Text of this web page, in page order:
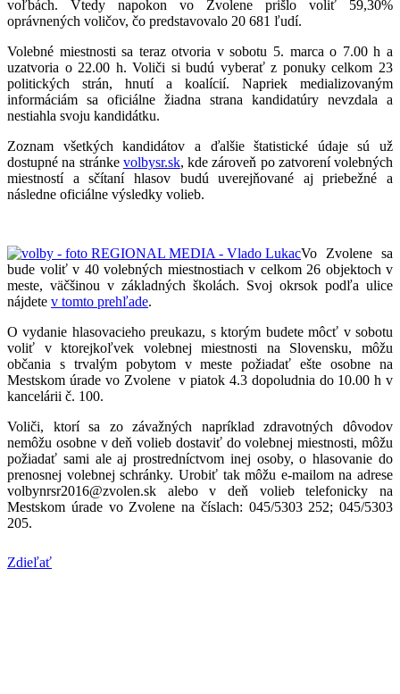
voľbách. Vtedy napokon vo Zvolene prišlo voliť 59,30%
oprávnených voličov, čo predstavovalo 20 681 ľudí.
Volebné miestnosti sa teraz otvoria v sobotu 5. marca o 7.00 h a
uzatvoria o 22.00 h. Voliči si budú vyberať z ponuky celkom 23
politických strán, hnutí a koalícií. Napriek medializovaným
informáciám sa oficiálne žiadna strana kandidatúry nevzdala a
nestiahla svoju kandidátku.
Zoznam všetkých kandidátov a ďalšie štatistické údaje sú už
dostupné na stránke volbysr.sk, kde zároveň po zatvorení volebných
miestností a sčítaní hlasov budú uverejňované aj priebežné a
následne oficiálne výsledky volieb.
Vo Zvolene sa
bude voliť v 40 volebných miestnostiach v celkom 26 objektoch v
meste, väčšinou v základných školách. Svoj okrsok podľa ulice
nájdete v tomto prehľade.
O vydanie hlasovacieho preukazu, s ktorým budete môcť v sobotu
voliť v ktorejkoľvek volebnej miestnosti na Slovensku, môžu
občania s trvalým pobytom v meste požiadať ešte osobne na
Mestskom úrade vo Zvolene v piatok 4.3 dopoludnia do 10.00 h v
kancelárii č. 100.
Voliči, ktorí sa zo závažných napríklad zdravotných dôvodov
nemôžu osobne v deň volieb dostaviť do volebnej miestnosti, môžu
požiadať sami ale aj prostredníctvom inej osoby, o hlasovanie do
prenosnej volebnej schránky. Urobiť tak môžu e-mailom na adrese
volbynrsr2016@zvolen.sk alebo v deň volieb telefonicky na
Mestskom úrade vo Zvolene na číslach: 045/5303 252; 045/5303
205.
Zdieľať